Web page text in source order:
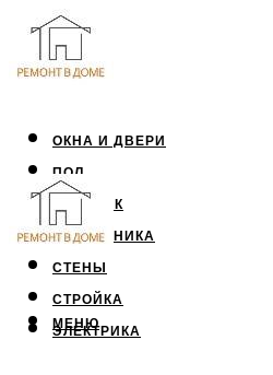
ОКНА И ДВЕРИ
ПОЛ
ПОТОЛОК
САНТЕХНИКА
СТЕНЫ
СТРОЙКА
ЭЛЕКТРИКА
МЕНЮ